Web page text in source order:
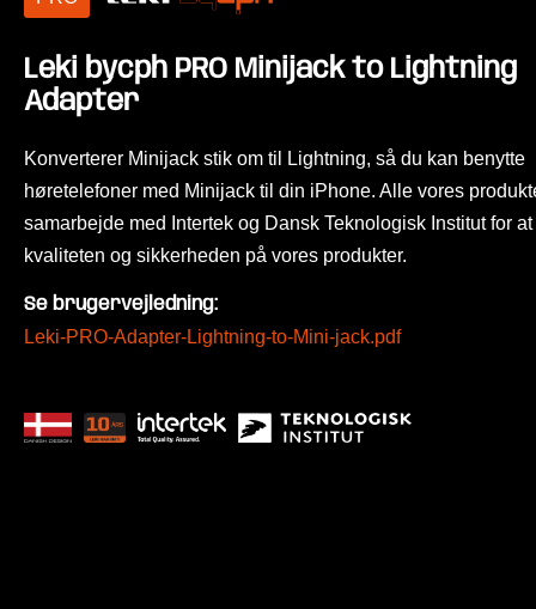
Leki bycph PRO Minijack to Lightning
Adapter
Konverterer Minijack stik om til Lightning, så du kan benytte
høretelefoner med Minijack til din iPhone. Alle vores
samarbejde med Intertek og Dansk Teknologisk Institut for
kvaliteten og sikkerheden på vores produkter.
Se brugervejledning:
Leki-PRO-Adapter-Lightning-to-Mini-jack.pdf